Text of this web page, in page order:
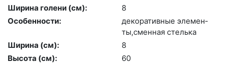
Ширина голени (см):
8
Особенности:
де­кора­тив­ные эле­мен­
ты,смен­ная стель­ка
Ширина (см):
8
Высота (cм):
60